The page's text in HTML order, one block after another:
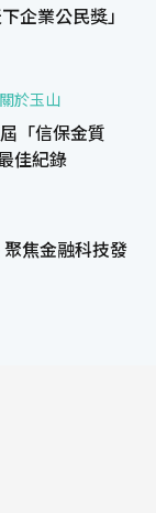
企業公民獎」
關於玉山
「信保金質
業最佳紀錄
焦金融科技發